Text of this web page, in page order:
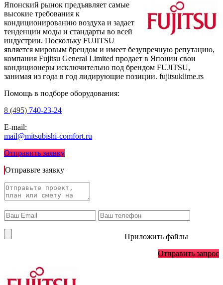
Японский рынок предъявляет самые
высокие требования к
кондиционированию воздуха и задает
тенденции моды и стандарты во всей
индустрии. Поскольку FUJITSU
является мировым брендом и имеет безупречную репутацию,
компания Fujitsu General Limited продает в Японии свои
кондиционеры исключительно под брендом FUJITSU,
занимая из года в год лидирующие позиции. fujitsuklime.rs
Помощь в подборе оборудования:
8 (495) 740-23-24
E-mail:
mail@mitsubishi-comfort.ru
Отправить заявку
Отправьте заявку
Приложить файлы
Отправить запрос